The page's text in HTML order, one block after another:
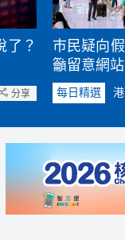
了？
分享
巿民疑向
籲留意網
每日精選